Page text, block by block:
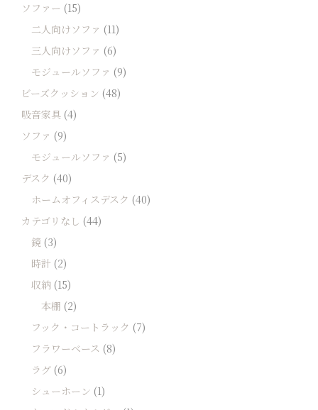
ソファー (15)
二人向けソファ (11)
三人向けソファ (6)
モジュールソファ (9)
ビーズクッション (48)
吸音家具 (4)
ソファ (9)
モジュールソファ (5)
デスク (40)
ホームオフィスデスク (40)
カテゴリなし (44)
鏡 (3)
時計 (2)
収納 (15)
本棚 (2)
フック・コートラック (7)
フラワーベース (8)
ラグ (6)
シューホーン (1)